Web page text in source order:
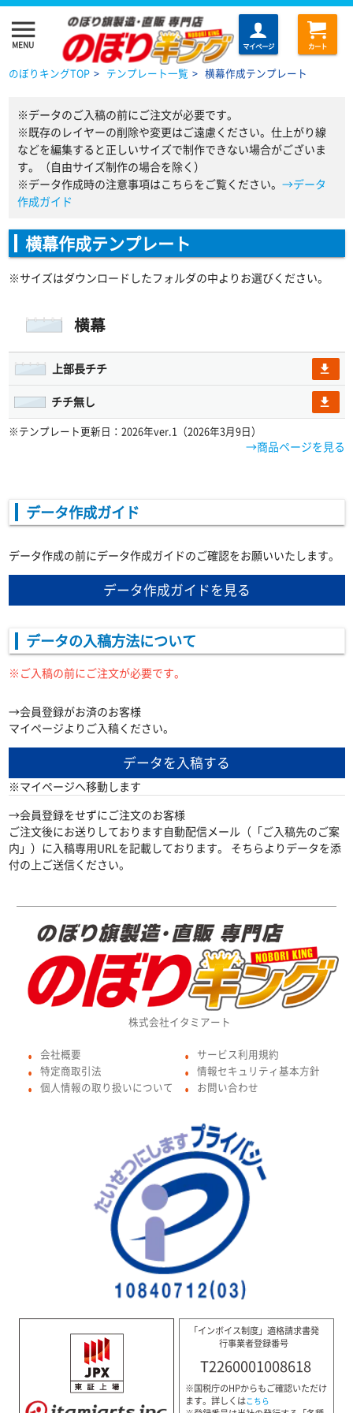
menu
MENU マイページ カート
のぼりキングTOP > テンプレート一覧 > 横幕作成テンプレート
※データのご入稿の前にご注文が必要です。
※既存のレイヤーの削除や変更はご遠慮ください。仕上がり線
などを編集すると正しいサイズで制作できない場合がございま
す。（自由サイズ制作の場合を除く）
※データ作成時の注意事項はこちらをご覧ください。 →データ
作成ガイド
横幕作成テンプレート
※サイズはダウンロードしたフォルダの中よりお選びください。
横幕
上部長チチ file_download
チチ無し file_download
※テンプレート更新日：2026年ver.1（2026年3月9日）
→商品ページを見る
データ作成ガイド
データ作成の前にデータ作成ガイドのご確認をお願いいたします。
データ作成ガイドを見る
データの入稿方法について
※ご入稿の前にご注文が必要です。
→会員登録がお済のお客様
マイページよりご入稿ください。
データを入稿する
※マイページへ移動します
→会員登録をせずにご注文のお客様
ご注文後にお送りしております自動配信メール（「ご入稿先のご案
内」）に入稿専用URLを記載しております。 そちらよりデータを添
付の上ご送信ください。
株式会社イタミアート
● 会社概要
● 特定商取引法
● 個人情報の取り扱いについて
● サービス利用規約
● 情報セキュリティ基本方針
● お問い合わせ
「インボイス制度」適格請求書発
行事業者登録番号
T2260001008618
※国税庁のHPからもご確認いただけ
ます。詳しくはこちら